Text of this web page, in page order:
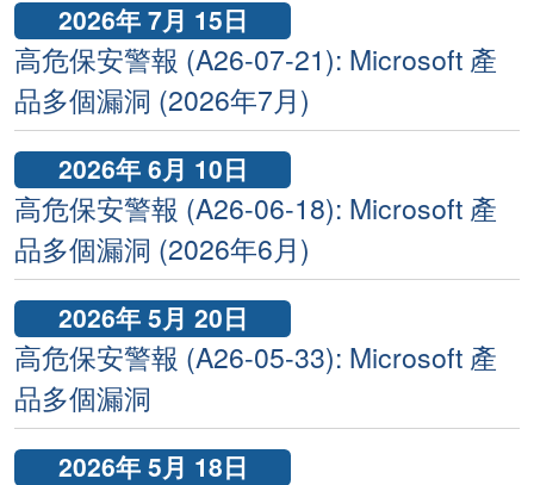
2026年 7月 15日
高危保安警報 (A26-07-21): Microsoft 產
品多個漏洞 (2026年7月)
2026年 6月 10日
高危保安警報 (A26-06-18): Microsoft 產
品多個漏洞 (2026年6月)
2026年 5月 20日
高危保安警報 (A26-05-33): Microsoft 產
品多個漏洞
2026年 5月 18日